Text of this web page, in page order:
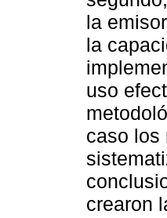
la
la
uso
caso los
crearon